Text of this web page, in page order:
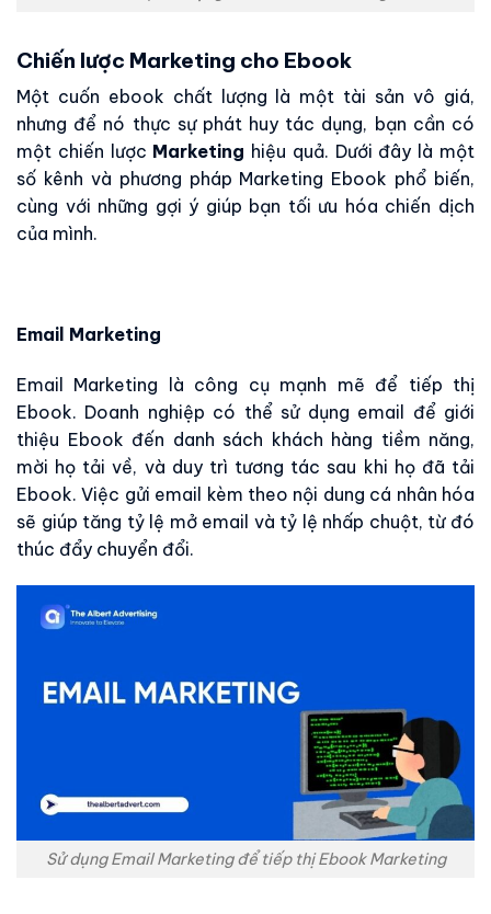
Chiến lược Marketing cho Ebook
Một cuốn ebook chất lượng là một tài sản vô giá,
nhưng để nó thực sự phát huy tác dụng, bạn cần có
một chiến lược Marketing hiệu quả. Dưới đây là một
số kênh và phương pháp Marketing Ebook phổ biến,
cùng với những gợi ý giúp bạn tối ưu hóa chiến dịch
của mình.
Email Marketing
Email Marketing là công cụ mạnh mẽ để tiếp thị
Ebook. Doanh nghiệp có thể sử dụng email để giới
thiệu Ebook đến danh sách khách hàng tiềm năng,
mời họ tải về, và duy trì tương tác sau khi họ đã tải
Ebook. Việc gửi email kèm theo nội dung cá nhân hóa
sẽ giúp tăng tỷ lệ mở email và tỷ lệ nhấp chuột, từ đó
thúc đẩy chuyển đổi.
Sử dụng Email Marketing để tiếp thị Ebook Marketing